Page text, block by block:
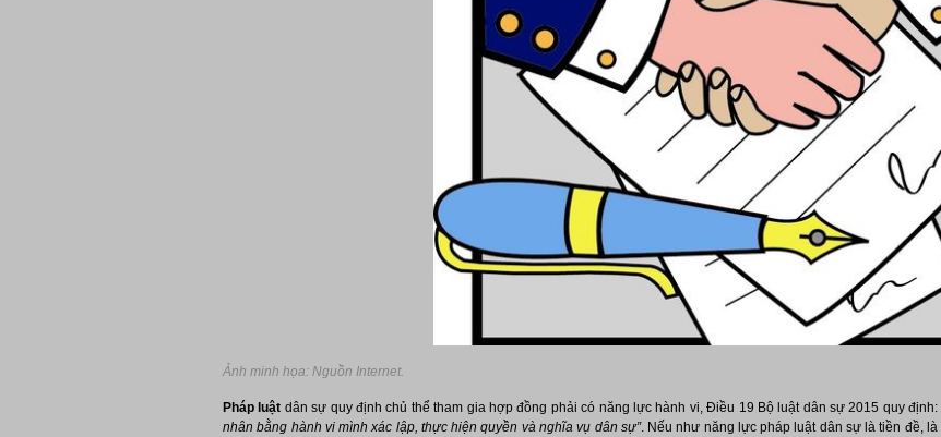
Ảnh minh họa: Nguồn Internet.
Pháp luật dân sự quy định chủ thể tham gia hợp đồng phải có năng lực hành vi, Điều 19 Bộ luật dân sự 2015 quy định:
nhân bằng hành vi mình xác lập, thực hiện quyền và nghĩa vụ dân sự”. Nếu như năng lực pháp luật dân sự là tiền đề,